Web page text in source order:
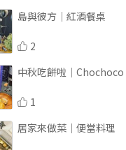
島與彼方｜紅酒餐桌
2
中秋吃餅啦｜Chochoco
1
居家來做菜｜便當料理